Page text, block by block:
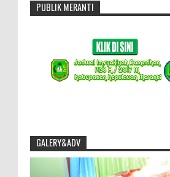
PUBLIK MERANTI
GALERY&ADV